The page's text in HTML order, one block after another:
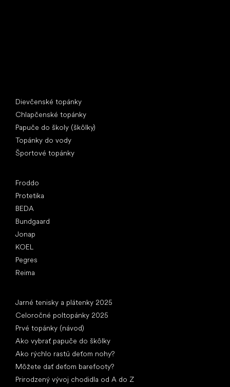
Dievčenské topánky
Chlapčenské topánky
Papuče do školy (škôlky)
Topánky do vody
Športové topánky
Froddo
Protetika
BEDA
Bundgaard
Jonap
KOEL
Pegres
Reima
Jarné tenisky a plátenky 2025
Celoročné poltopánky 2025
Prvé topánky (návod)
Ako vybrať papuče do škôlky
Ako rýchlo rastú deťom nohy?
Môžete dať deťom barefooty?
Prirodzený vývoj chodidla od A do Z